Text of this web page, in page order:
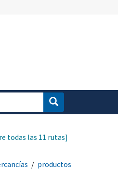
todas las 11 rutas]
productos